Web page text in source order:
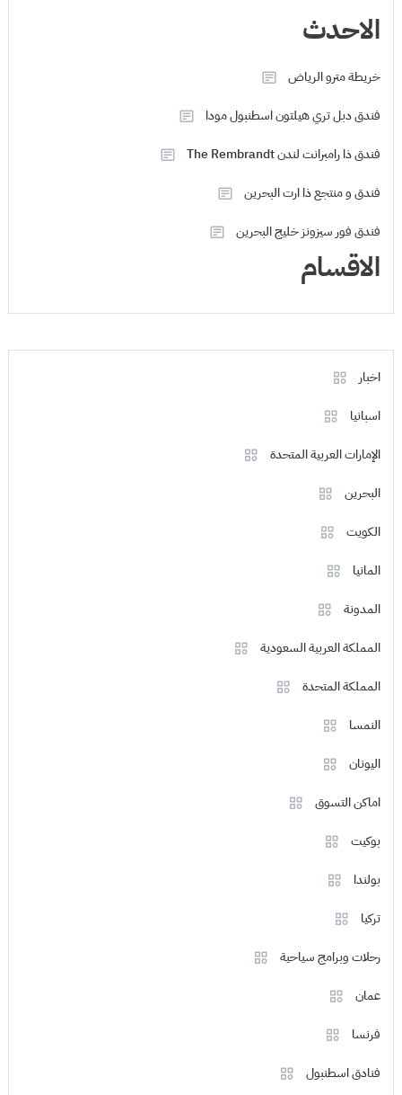
الاحدث
خريطة مترو الرياض
فندق دبل تري هيلتون اسطنبول مودا
فندق ذا رامبرانت لندن The Rembrandt
فندق و منتجع ذا ارت البحرين
فندق فور سيزونز خليج البحرين
الاقسام
اخبار
اسبانيا
الإمارات العربية المتحدة
البحرين
الكويت
المانيا
المدونة
المملكة العربية السعودية
المملكة المتحدة
النمسا
اليونان
اماكن التسوق
بوكيت
بولندا
تركيا
رحلات وبرامج سياحية
عمان
فرنسا
فنادق اسطنبول